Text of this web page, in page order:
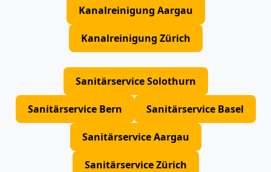
Kanalreinigung Aargau
Kanalreinigung Zürich
Sanitärservice Solothurn
Sanitärservice Bern Sanitärservice Basel
Sanitärservice Aargau
Sanitärservice Zürich